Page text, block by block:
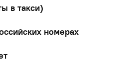
в такси)
номерах